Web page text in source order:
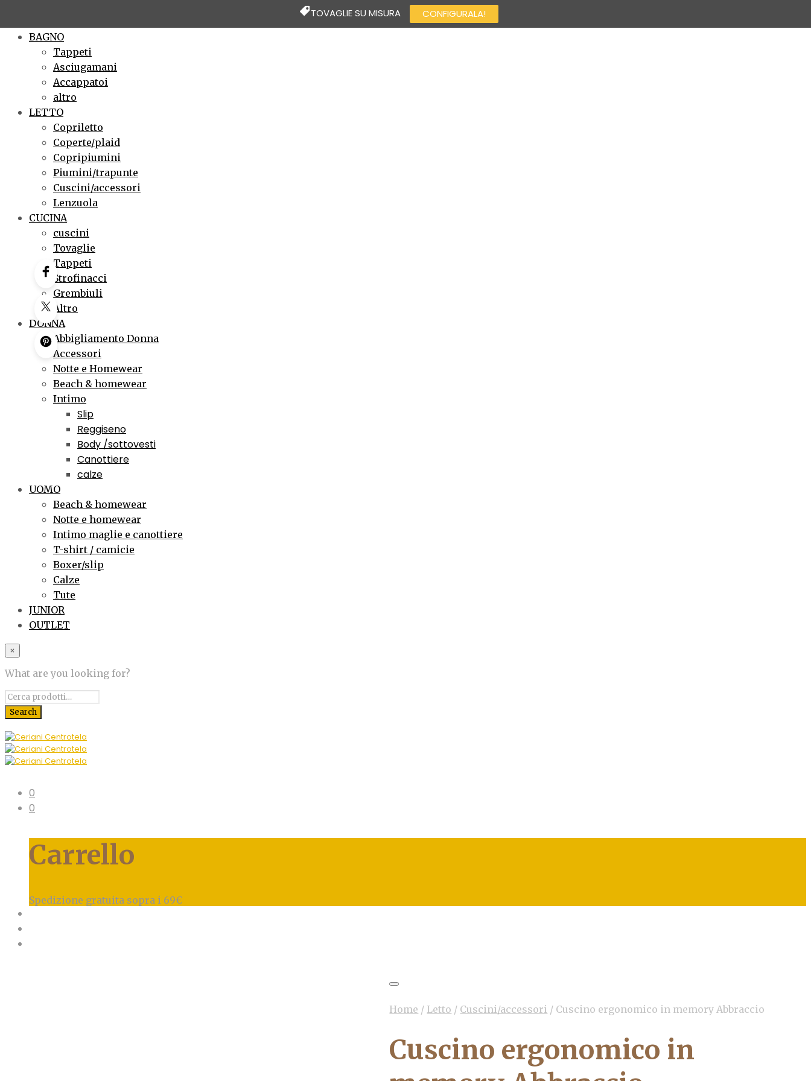
BAGNO
Tappeti
Asciugamani
Accappatoi
altro
LETTO
Copriletto
Coperte/plaid
Copripiumini
Piumini/trapunte
Cuscini/accessori
Lenzuola
CUCINA
cuscini
Tovaglie
Tappeti
Strofinacci
Grembiuli
Altro
DONNA
Abbigliamento Donna
Accessori
Notte e Homewear
Beach & homewear
Intimo
Slip
Reggiseno
Body /sottovesti
Canottiere
calze
UOMO
Beach & homewear
Notte e homewear
Intimo maglie e canottiere
T-shirt / camicie
Boxer/slip
Calze
Tute
JUNIOR
OUTLET
×
What are you looking for?
0
0
Carrello
Spedizione gratuita sopra i 69€
Home / Letto / Cuscini/accessori / Cuscino ergonomico in memory Abbraccio
Cuscino ergonomico in
TOVAGLIE SU MISURA CONFIGURALA!